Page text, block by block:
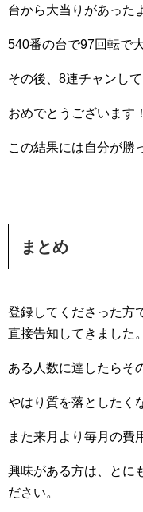
台から大当りがあった
540番の台で97回転で
その後、8連チャンし
おめでとうございます！
この結果には自分が勝
まとめ
登録してくださった方
直接告知してきました。
ある人数に達したらそ
やはり質を落としたく
また来月より毎月の費
興味がある方は、とに
ださい。